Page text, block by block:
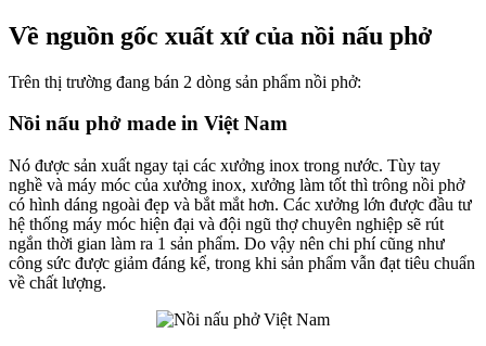
Về nguồn gốc xuất xứ của nồi nấu phở
Trên thị trường đang bán 2 dòng sản phẩm nồi phở:
Nồi nấu phở made in Việt Nam
Nó được sản xuất ngay tại các xưởng inox trong nước. Tùy tay
nghề và máy móc của xưởng inox, xưởng làm tốt thì trông nồi phở
có hình dáng ngoài đẹp và bắt mắt hơn. Các xưởng lớn được đầu tư
hệ thống máy móc hiện đại và đội ngũ thợ chuyên nghiệp sẽ rút
ngắn thời gian làm ra 1 sản phẩm. Do vậy nên chi phí cũng như
công sức được giảm đáng kể, trong khi sản phẩm vẫn đạt tiêu chuẩn
về chất lượng.